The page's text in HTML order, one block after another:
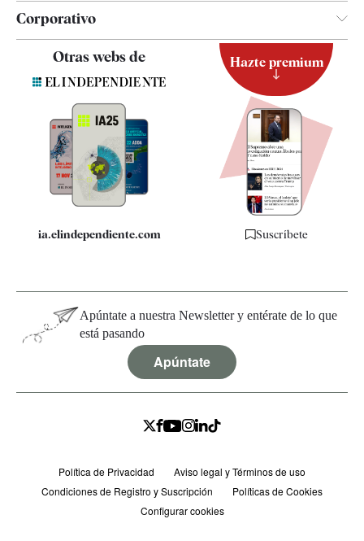
Corporativo
Contacto
Quiénes somos
Especificaciones
Otras webs de
ia.elindependiente.com
Hazte premium
Suscríbete
Apúntate a nuestra Newsletter y entérate de lo que
está pasando
Apúntate
Política de Privacidad
Aviso legal y Términos de uso
Condiciones de Registro y Suscripción
Políticas de Cookies
Configurar cookies